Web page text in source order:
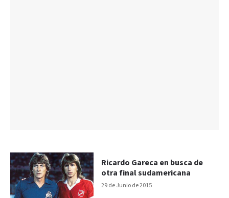
29 de Junio de 2015
Ricardo Gareca en busca de
otra final sudamericana